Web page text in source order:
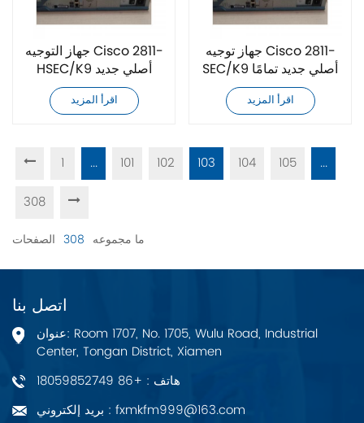
جهاز التوجيه Cisco 2811-
HSEC/K9 أصلي جديد
تمامًا
اقرأ المزيد
جهاز توجيه Cisco 2811-
SEC/K9 أصلي جديد تمامًا
اقرأ المزيد
1 ... 101 102 103 104 105
...
308
ما مجموعه 308 الصفحات
اتصل بنا
عنوان: Room 1707, No. 1705, Wulu Road, Industrial
Center, Tongan District, Xiamen
هاتف : +86 18059852749
بريد إلكتروني : fxmkfm999@163.com